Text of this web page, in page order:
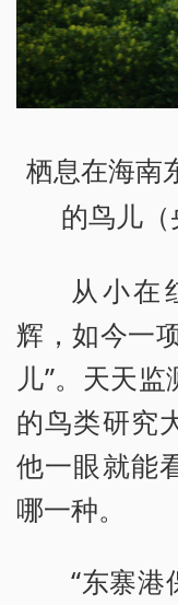
栖息在海南
的鸟儿（
从小在
辉，如今一
儿”。天天
的鸟类研究
他一眼就能
哪一种。
“东寨港